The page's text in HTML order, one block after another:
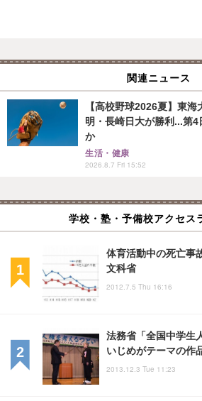
関連ニュース
【高校野球2026夏】東
明・長崎日大が勝利...第
か
生活・健康
2026.8.7 Fri 15:52
学校・塾・予備校アクセス
体育活動中の死亡事
文科省
2012.7.5 Thu 16:16
法務省「全国中学生
いじめがテーマの作
2013.12.3 Tue 11:23